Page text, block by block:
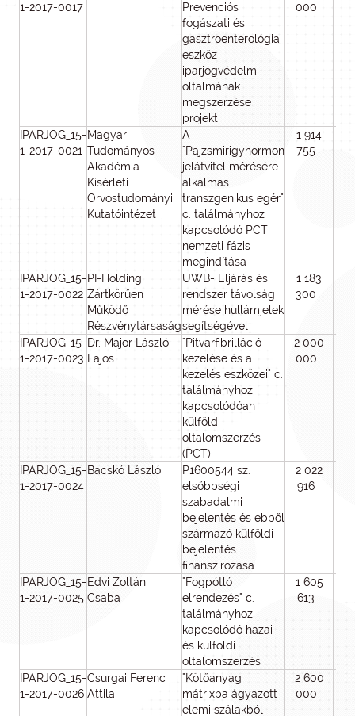
1-2017-0017
Prevenciós
fogászati és
gasztroenterológiai
eszköz
iparjogvédelmi
oltalmának
megszerzése
projekt
000
IPARJOG_15-
1-2017-0021
Magyar
Tudományos
Akadémia
Kísérleti
Orvostudományi
Kutatóintézet
A
"Pajzsmirigyhormon
jelátvitel mérésére
alkalmas
transzgenikus egér"
c. találmányhoz
kapcsolódó PCT
nemzeti fázis
megindítása
1 914
755
IPARJOG_15-
1-2017-0022
PI-Holding
Zártkörűen
Működő
Részvénytársaság
UWB- Eljárás és
rendszer távolság
mérése hullámjelek
segítségével
1 183
300
IPARJOG_15-
1-2017-0023
Dr. Major László
Lajos
"Pitvarfibrilláció
kezelése és a
kezelés eszközei" c.
találmányhoz
kapcsolódóan
külföldi
oltalomszerzés
(PCT)
2 000
000
IPARJOG_15-
1-2017-0024
Bacskó László
P1600544 sz.
elsőbbségi
szabadalmi
bejelentés és ebből
származó külföldi
bejelentés
finanszírozása
2 022
916
IPARJOG_15-
1-2017-0025
Edvi Zoltán
Csaba
"Fogpótló
elrendezés" c.
találmányhoz
kapcsolódó hazai
és külföldi
oltalomszerzés
1 605
613
IPARJOG_15-
1-2017-0026
Csurgai Ferenc
Attila
"Kötőanyag
mátrixba ágyazott
elemi szálakból
2 600
000